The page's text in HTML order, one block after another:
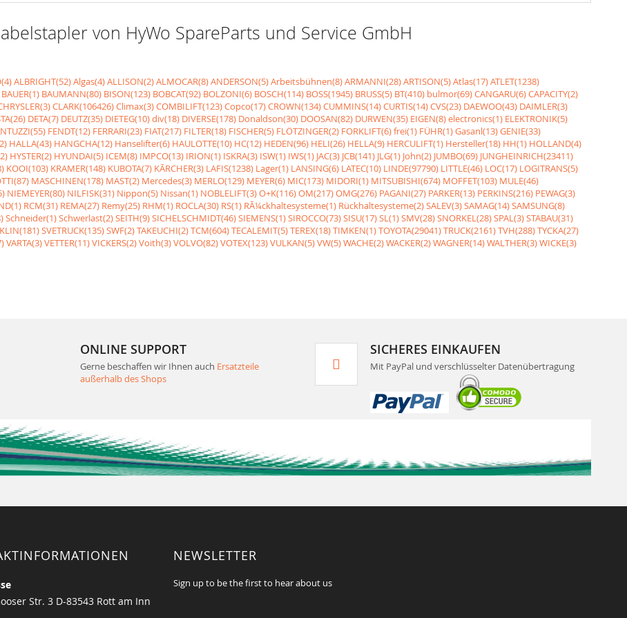
von HyWo SpareParts und Service GmbH
ALBRIGHT(52)Algas(4)ALLISON(2)ALMOCAR(8)ANDERSON(5)Arbeitsbühnen(8)ARMANNI(28)ARTISON(5)Atlas(17)ATLET(1238)
BAUER(1) BAUMANN(80) BISON(123) BOBCAT(92) BOLZONI(6) BOSCH(114) BOSS(1945) BRUSS(5) BT(410) bulmor(69)CANGARU(6)CAPACITY(2)
CLARK(106426)Climax(3)COMBILIFT(123)Copco(17)CROWN(134)CUMMINS(14)CURTIS(14)CVS(23) DAEWOO(43) DAIMLER(3)
DETA(7) DEUTZ(35) DIETEG(10)div(18) DIVERSE(178) Donaldson(30) DOOSAN(82) DURWEN(35) EIGEN(8)electronics(1) ELEKTRONIK(5)
FENDT(12) FERRARI(23) FIAT(217) FILTER(18) FISCHER(5) FLÖTZINGER(2) FORKLIFT(6)frei(1) FÜHR(1)Gasanl(13)GENIE(33)
HALLA(43) HANGCHA(12) Hanselifter(6) HAULOTTE(10) HC(12) HEDEN(96) HELI(26) HELLA(9) HERCULIFT(1) Hersteller(18) HH(1) HOLLAND(4)
HYSTER(2) HYUNDAI(5) ICEM(8) IMPCO(13) IRION(1) ISKRA(3) ISW(1) IWS(1) JAC(3) JCB(141) JLG(1) John(2) JUMBO(69) JUNGHEINRICH(23411)
KOOI(103) KRAMER(148) KUBOTA(7) KÃRCHER(3) LAFIS(1238) Lager(1) LANSING(6) LATEC(10) LINDE(97790) LITTLE(46) LOC(17) LOGITRANS(5)
MASCHINEN(178) MAST(2) Mercedes(3) MERLO(129) MEYER(6) MIC(173) MIDORI(1) MITSUBISHI(674) MOFFET(103) MULE(46)
NIEMEYER(80) NILFISK(31) Nippon(5) Nissan(1) NOBLELIFT(3)O+K(116)OM(217)OMG(276) PAGANI(27) PARKER(13) PERKINS(216) PEWAG(3)
RCM(31) REMA(27) Remy(25) RHM(1) ROCLA(30) RS(1) RÃ¼ckhaltesysteme(1) Rückhaltesysteme(2)SALEV(3)SAMAG(14)SAMSUNG(8)
Schneider(1)Schwerlast(2)SEITH(9)SICHELSCHMIDT(46)SIEMENS(1)SIROCCO(73)SISU(17)SL(1)SMV(28)SNORKEL(28)SPAL(3)STABAU(31)
SVETRUCK(135)SWF(2)TAKEUCHI(2)TCM(604)TECALEMIT(5)TEREX(18)TIMKEN(1)TOYOTA(29041)TRUCK(2161)TVH(288)TYCKA(27)
VARTA(3)VETTER(11)VICKERS(2)Voith(3)VOLVO(82)VOTEX(123)VULKAN(5)VW(5)WACHE(2)WACKER(2)WAGNER(14)WALTHER(3)WICKE(3)
ONLINE SUPPORT
Gerne beschaffen wir Ihnen auch Ersatzteile
außerhalb des Shops
SICHERES EINKAUFEN
Mit PayPal und verschlüsselter Datenübertragung
Str. 3 D-83543 Rott am Inn
NEWSLETTER
Sign up to be the first to hear about us